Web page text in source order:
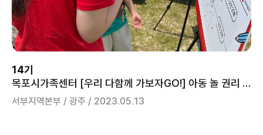
14기
목포시가족센터 [우리 다함께 가보자GO!] 아동 놀 권리 부스
서부지역본부 / 광주 / 2023.05.13